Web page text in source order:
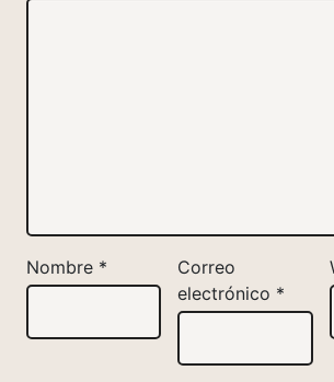
Nombre *
Correo
electrónico *